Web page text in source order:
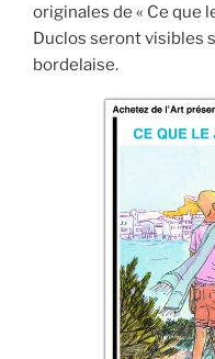
originales de « Ce que
Duclos seront visibles
bordelaise.